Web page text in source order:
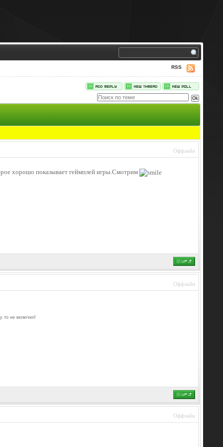
RSS
Оффлайн
хорошо показывает геймплей игры.Смотрим
Оффлайн
то не включил!
Оффлайн